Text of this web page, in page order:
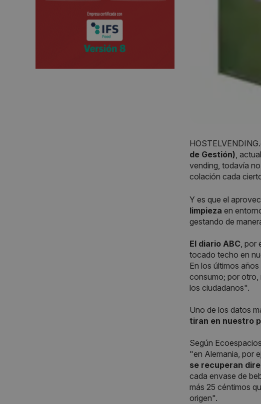
de Gestión),
vending, todavía
colación cada
Y es que el
limpieza en
gestando de
El diario ABC, por
tocado techo en
En los últimos
consumo; por otro,
los ciudadanos".
Uno de los datos
tiran en nuestro
Según
"en Alemania, por
se recuperan
cada envase de
más 25 céntimos
origen".